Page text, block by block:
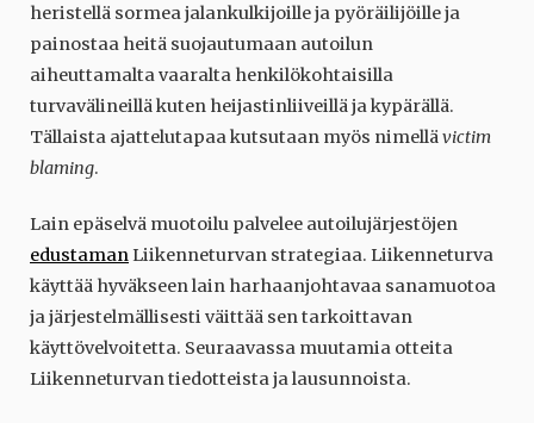
heristellä sormea jalankulkijoille ja pyöräilijöille ja
painostaa heitä suojautumaan autoilun
aiheuttamalta vaaralta henkilökohtaisilla
turvavälineillä kuten heijastinliiveillä ja kypärällä.
Tällaista ajattelutapaa kutsutaan myös nimellävictim
blaming.
Lain epäselvä muotoilu palvelee autoilujärjestöjen
edustamanLiikenneturvan strategiaa. Liikenneturva
käyttää hyväkseen lain harhaanjohtavaa sanamuotoa
ja järjestelmällisesti väittää sen tarkoittavan
käyttövelvoitetta. Seuraavassa muutamia otteita
Liikenneturvan tiedotteista ja lausunnoista.